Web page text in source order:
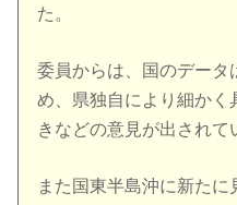
た。
委員からは、国のデータ
め、県独自により細かく
きなどの意見が出されて
また国東半島沖に新た